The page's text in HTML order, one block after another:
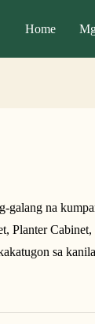
Home
galang na
Planter
sa